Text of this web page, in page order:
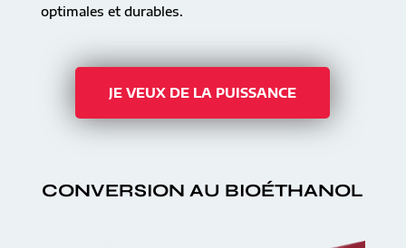
optimales et durables.
JE VEUX DE LA PUISSANCE
CONVERSION AU BIOÉTHANOL